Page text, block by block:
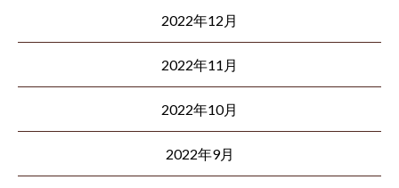
2022年12月
2022年11月
2022年10月
2022年9月